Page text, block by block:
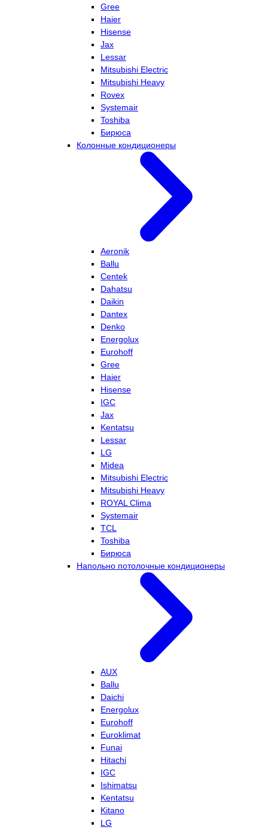
Gree
Haier
Hisense
Jax
Lessar
Mitsubishi Electric
Mitsubishi Heavy
Rovex
Systemair
Toshiba
Бирюса
Колонные кондиционеры
Aeronik
Ballu
Centek
Dahatsu
Daikin
Dantex
Denko
Energolux
Eurohoff
Gree
Haier
Hisense
IGC
Jax
Kentatsu
Lessar
LG
Midea
Mitsubishi Electric
Mitsubishi Heavy
ROYAL Clima
Systemair
TCL
Toshiba
Бирюса
Напольно потолочные кондиционеры
AUX
Ballu
Daichi
Energolux
Eurohoff
Euroklimat
Funai
Hitachi
IGC
Ishimatsu
Kentatsu
Kitano
LG